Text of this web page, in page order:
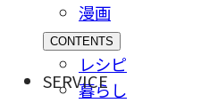
漫画
CONTENTS
レシピ
暮らし
SERVICE